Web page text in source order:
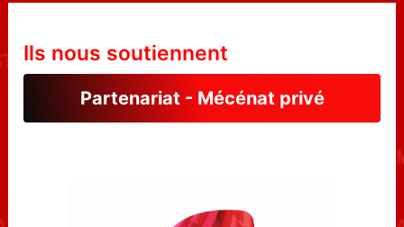
Ils nous soutiennent
Partenariat - Mécénat privé